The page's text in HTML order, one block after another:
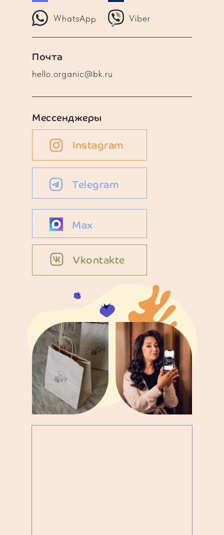
WhatsApp Viber
hello.organic@bk.ru
Почта
Instagram
Telegram
Max
Vkontakte
Мессенджеры